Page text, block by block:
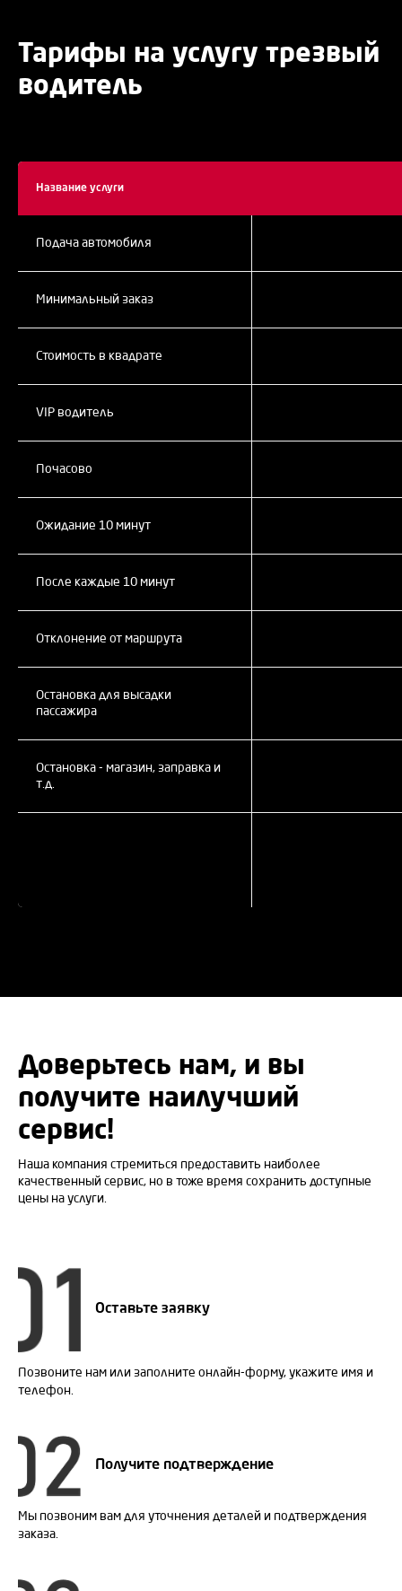
Тарифы на услугу трезвый
водитель
Название услуги
Подача автомобиля
Минимальный заказ
Стоимость в квадрате
VIP водитель
Почасово
Ожидание 10 минут
После каждые 10 минут
Отклонение от маршрута
Остановка для высадки
пассажира
Остановка - магазин, заправка и
т.д.
Доверьтесь нам, и вы
получите наилучший
сервис!
Наша компания стремиться предоставить наиболее
качественный сервис, но в тоже время сохранить доступные
цены на услуги.
Оставьте заявку
Позвоните нам или заполните онлайн-форму, укажите имя и
телефон.
Получите подтверждение
Мы позвоним вам для уточнения деталей и подтверждения
заказа.